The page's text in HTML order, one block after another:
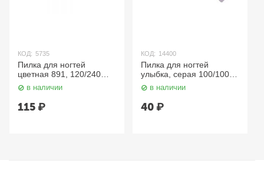
КОД: 5735
Пилка для ногтей
цветная 891, 120/240
грит, клубника, 18 см.
Mertz
в наличии
115₽
КОД: 14400
Пилка для ногтей
улыбка, серая 100/100
грит Kristaller
в наличии
40₽